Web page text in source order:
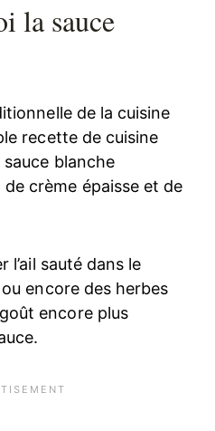
la sauce
de la cuisine
recette de cuisine
blanche
crème épaisse et de
l’ail sauté dans le
encore des herbes
encore plus